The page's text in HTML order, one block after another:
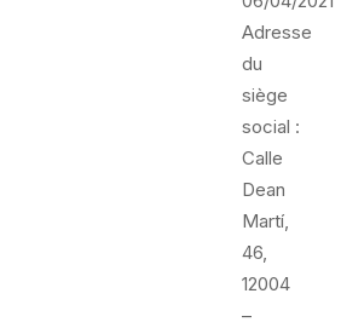
Adresse
du
siège
social :
Calle
Dean
Martí,
46,
12004
–